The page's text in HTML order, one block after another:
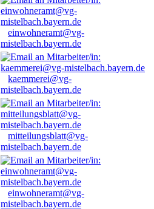
einwohneramt@vg-
mistelbach.bayern.de
kaemmerei@vg-
mistelbach.bayern.de
mitteilungsblatt@vg-
mistelbach.bayern.de
einwohneramt@vg-
mistelbach.bayern.de